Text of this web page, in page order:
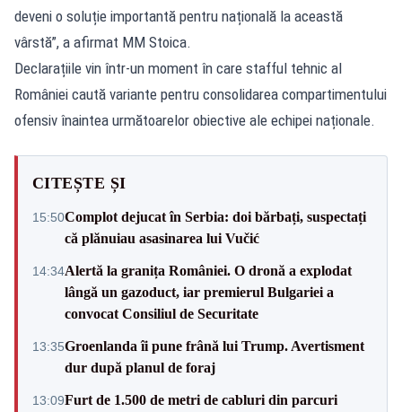
deveni o soluție importantă pentru națională la această
vârstă”, a afirmat MM Stoica.
Declarațiile vin într-un moment în care stafful tehnic al
României caută variante pentru consolidarea compartimentului
ofensiv înaintea următoarelor obiective ale echipei naționale.
CITEȘTE ȘI
15:50Complot dejucat în Serbia: doi bărbați, suspectați
că plănuiau asasinarea lui Vučić
14:34Alertă la granița României. O dronă a explodat
lângă un gazoduct, iar premierul Bulgariei a
convocat Consiliul de Securitate
13:35Groenlanda îi pune frână lui Trump. Avertisment
dur după planul de foraj
13:09Furt de 1.500 de metri de cabluri din parcuri